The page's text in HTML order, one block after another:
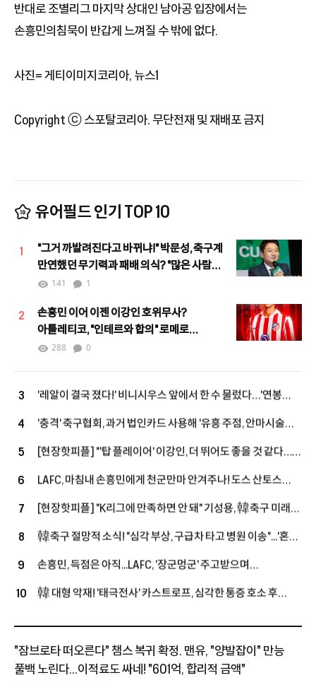
반대로 조별리그 마지막 상대인 남아공 입장에서는
손흥민의침묵이 반갑게 느껴질 수 밖에 없다.
사진= 게티이미지코리아, 뉴스1
Copyright ⓒ 스포탈코리아. 무단전재 및 재배포 금지
유어필드 인기 TOP 10
1
"그거 까발려진다고 바뀌냐!" 박문성, 축구계
만연했던 무기력과 패배 의식? "많은 사람이
힘을 모으며 달라지고 있어"
141 1
2
손흥민 이어 이젠 이강인 호위무사?
아틀레티코, "인테르와 합의" 로메로
하이재킹 노린다!
288 0
3
'레알이 결국 졌다!' 비니시우스 앞에서 한 수 물렀다…'연봉
4
'충격' 축구협회, 과거 법인카드 사용해 '유흥 주점, 안마시술소,
5
[현장핫피플] "'탑 플레이어' 이강인, 더 뛰어도 좋을 것 같다…
6
LAFC, 마침내 손흥민에게 천군만마 안겨주나! 도스 산토스
작심 발언 "완전한 선수단 갖추지 못했어"…외국인 슬롯 확보
+3명 정리, 슈퍼스타 영입할까
7
[현장핫피플] "K리그에 만족하면 안 돼" 기성용, 韓축구 미래
손정범 향해 진심 어린 조언 "오늘 경기 통해 많이 느꼈을 것"
8
韓축구 절망적 소식! "심각 부상, 구급차 타고 병원 이송"...'혼혈
9
손흥민, 득점은 아직...LAFC, '장군멍군' 주고받으며
과달라하라와 1-1 팽팽 접전 (전반전 종료)
10
韓 대형 악재! '태극전사' 카스트로프, 심각한 통증 호소 후
"잠브로타 떠오른다" 챔스 복귀 확정. 맨유, "양발잡이" 만능
풀백 노린다...이적료도 싸네! "601억, 합리적 금액"